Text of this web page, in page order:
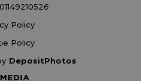
Policy
Policy
DepositPhotos